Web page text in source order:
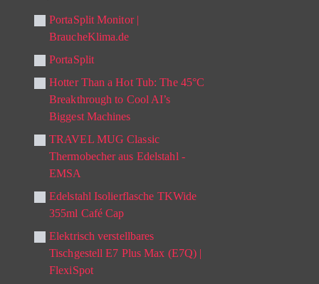
PortaSplit Monitor |
BraucheKlima.de
PortaSplit
Hotter Than a Hot Tub: The 45°C
Breakthrough to Cool AI’s
Biggest Machines
TRAVEL MUG Classic
Thermobecher aus Edelstahl -
EMSA
Edelstahl Isolierflasche TKWide
355ml Café Cap
Elektrisch verstellbares
Tischgestell E7 Plus Max (E7Q) |
FlexiSpot